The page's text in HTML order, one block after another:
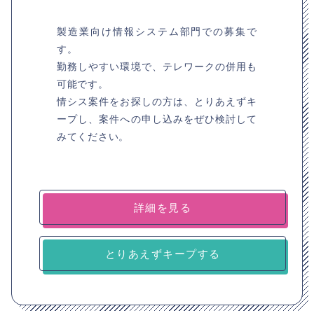
製造業向け情報システム部門での募集で
す。
勤務しやすい環境で、テレワークの併用も
可能です。
情シス案件をお探しの方は、とりあえずキ
ープし、案件への申し込みをぜひ検討して
みてください。
詳細を見る
とりあえずキープする